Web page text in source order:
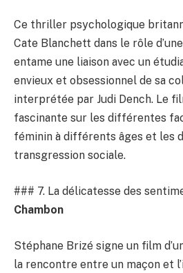
Ce thriller psychologique
Cate Blanchett dans le rôle
entame une liaison avec un
envieux et obsessionnel de sa
interprétée par Judi Dench. Le
fascinante sur les différentes
féminin à différents âges et les
transgression sociale.
### 7. La délicatesse des
Chambon
Stéphane Brizé signe un film
la rencontre entre un maçon et